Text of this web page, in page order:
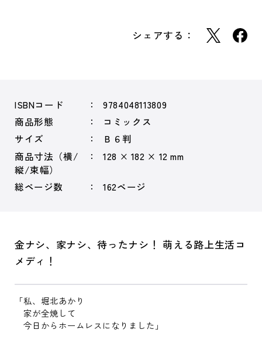
シェアする：
ISBNコード
9784048113809
商品形態
コミックス
サイズ
Ｂ６判
商品寸法（横/
縦/束幅）
128 × 182 × 12 mm
総ページ数 162ページ
金ナシ、家ナシ、待ったナシ！ 萌える路上生活コ
メディ！
「私、堀北あかり
家が全焼して
今日からホームレスになりました」